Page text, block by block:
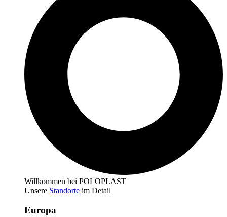
Willkommen bei POLOPLAST
Unsere Standorte im Detail
Europa